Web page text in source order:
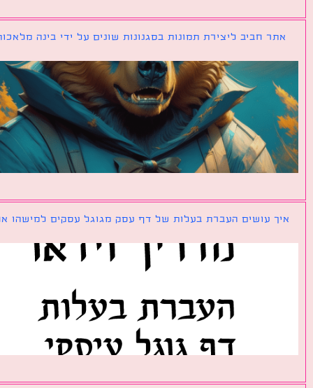
חביב ליצירת תמונות בסגנונות שונים על ידי בינה מלאכותית
עושים העברת בעלות של דף עסק מגוגל עסקים למישהו אחר?